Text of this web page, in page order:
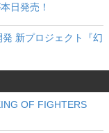
日発売！
新プロジェクト『幻
OF FIGHTERS